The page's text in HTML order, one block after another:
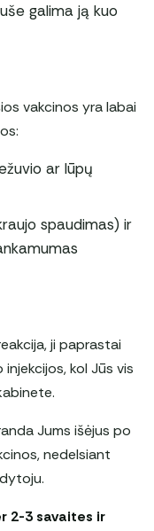
galima ją kuo
vakcinos yra labai
ar lūpų
spaudimas) ir
ji paprastai
kol Jūs vis
Jums išėjus po
nedelsiant
2-3 savaites ir